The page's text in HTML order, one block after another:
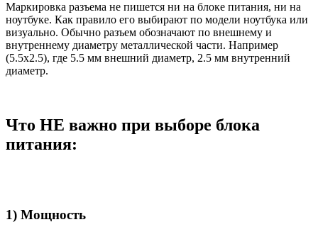
Маркировка разъема не пишется ни на блоке питания, ни на
ноутбуке. Как правило его выбирают по модели ноутбука или
визуально. Обычно разъем обозначают по внешнему и
внутреннему диаметру металлической части. Например
(5.5x2.5), где 5.5 мм внешний диаметр, 2.5 мм внутренний
диаметр.
Что НЕ важно при выборе блока
питания:
1) Мощность